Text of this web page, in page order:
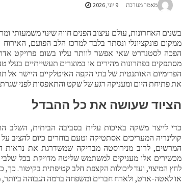
מאמר מערכת 9 יוני, 2026
בשנים האחרונות, עולם עיצוב הפנים חווה שינוי משמעותי
ממקום פונקציונלי ונסתר בלבד למרכז הלב הפועם,
הפכה לסטנדרט שאי אפשר לוותר עליו בשום פרויקט
מסתפקים בפתרונות מהירים או במוצרים תעשייתיים
הפרימיום האותנטית של בתי הקפה האיטלקיים היישר אל
את פתיחת היום ומעניקה רגע של שקט והתאפסות לפני שגרת
הציוד שעושה את כל ההבדל
כדי לייצר משקה באיכות עלית בסביבה הביתית, השלב
קולינריה המעריכים אסתטיקה וטעם בוחרים כיום להציב
המרשים, לרוב מנירוסטה מבריקה שמשדרגת את
מכשירים אלו מעניקים למשתמש שליטה מדויקת בכל
לחץ המיצוי, ועד ליכולות הקצפת חלב קטיפתית בקיטור. כך,
או לאטה-ארט, ולארח חברים ומשפחה ברמה הגבוהה